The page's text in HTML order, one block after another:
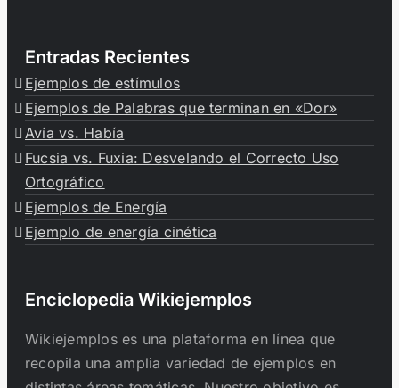
Entradas Recientes
Ejemplos de estímulos
Ejemplos de Palabras que terminan en «Dor»
Avía vs. Había
Fucsia vs. Fuxia: Desvelando el Correcto Uso
Ortográfico
Ejemplos de Energía
Ejemplo de energía cinética
Enciclopedia Wikiejemplos
Wikiejemplos es una plataforma en línea que
recopila una amplia variedad de ejemplos en